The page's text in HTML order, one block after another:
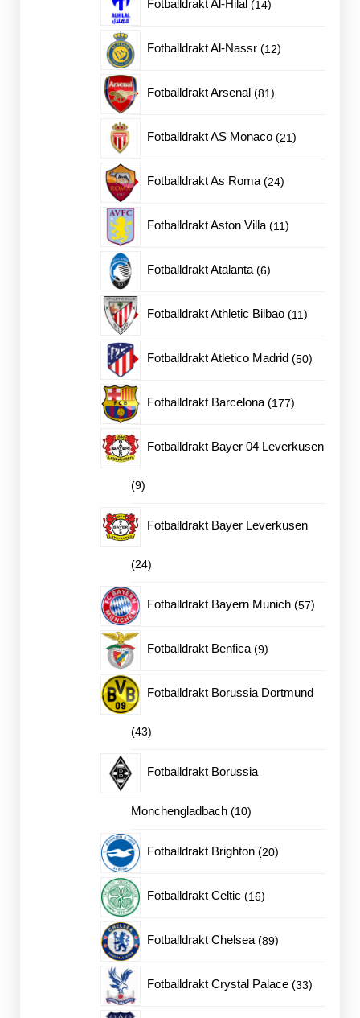
Fotballdrakt Al-Hilal 14
Fotballdrakt Al-Nassr 1212
Fotballdrakt Arsenal 8181
Fotballdrakt AS Monaco 2121
Fotballdrakt As Roma 2424
Fotballdrakt Aston Villa 1111
Fotballdrakt Atalanta 66
Fotballdrakt Athletic Bilbao 1111
Fotballdrakt Atletico Madrid 5050
Fotballdrakt Barcelona 177177
Fotballdrakt Bayer 04 Leverkusen
99
produkter
Fotballdrakt Bayer Leverkusen
2424
produkter
Fotballdrakt Bayern Munich 5757
Fotballdrakt Benfica 99
Fotballdrakt Borussia Dortmund
4343
produkter
Fotballdrakt Borussia
Monchengladbach 1010
Fotballdrakt Brighton 2020
Fotballdrakt Celtic 1616
Fotballdrakt Chelsea 8989
Fotballdrakt Crystal Palace 3333